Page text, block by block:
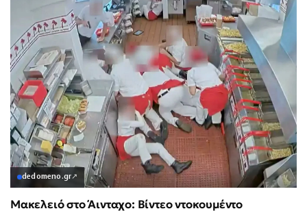
dedomeno.gr↗
Μακελειό στο Άινταχο: Βίντεο ντοκουμέντο